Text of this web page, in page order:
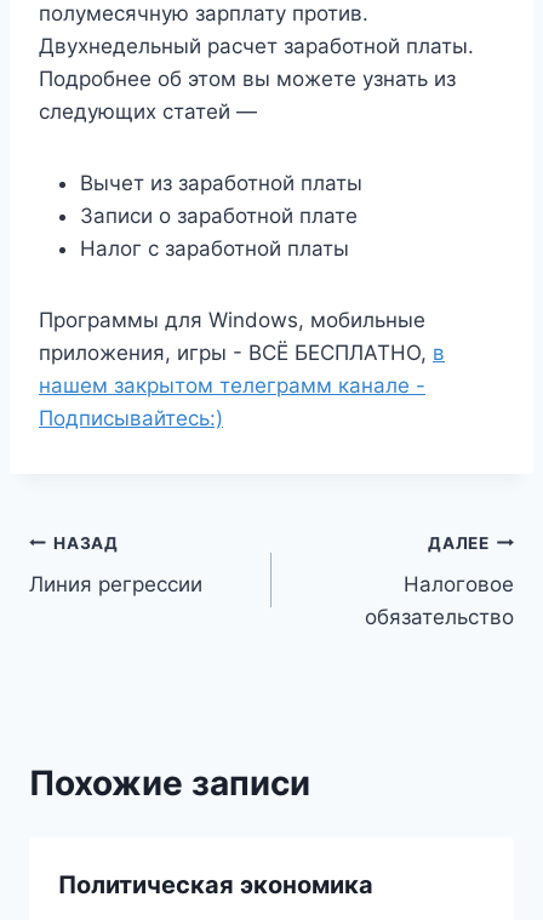
полумесячную зарплату против.
Двухнедельный расчет заработной платы.
Подробнее об этом вы можете узнать из
следующих статей —
Вычет из заработной платы
Записи о заработной плате
Налог с заработной платы
Программы для Windows, мобильные
приложения, игры - ВСЁ БЕСПЛАТНО, в
нашем закрытом телеграмм канале -
Подписывайтесь:)
Навигация
по
НАЗАД
Линия регрессии
ДАЛЕЕ
Налоговое
обязательство
Похожие записи
Политическая экономика